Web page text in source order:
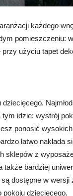
każdego
pomieszczeniu:
użyciu tapet
idzie: wystrój
ponosić
łatwo nakłada
sklepów z
bardziej
dostępne w wersji
pokoju dziecięcego.